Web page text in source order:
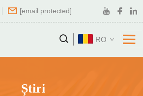
[email protected]
RO
Știri